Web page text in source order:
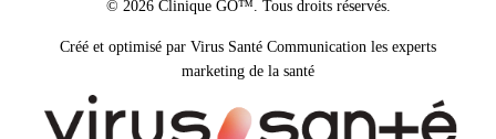
© 2026 Clinique GO™. Tous droits réservés.
Créé et optimisé par Virus Santé Communication les experts
marketing de la santé